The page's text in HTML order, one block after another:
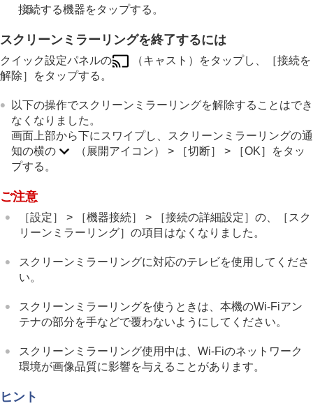
接続する機器をタップする。
スクリーンミラーリングを終了するには
クイック設定パネルの
（キャスト）をタップし、［接続を
解除］をタップする。
以下の操作でスクリーンミラーリングを解除することはでき
なくなりました。
画面上部から下にスワイプし、スクリーンミラーリングの通
知の横の
（展開アイコン） > ［切断］ > ［OK］をタッ
プする。
ご注意
［設定］ > ［機器接続］ > ［接続の詳細設定］の、［スク
リーンミラーリング］の項目はなくなりました。
スクリーンミラーリングに対応のテレビを使用してくださ
い。
スクリーンミラーリングを使うときは、本機のWi-Fiアン
テナの部分を手などで覆わないようにしてください。
スクリーンミラーリング使用中は、Wi-Fiのネットワーク
環境が画像品質に影響を与えることがあります。
ヒント